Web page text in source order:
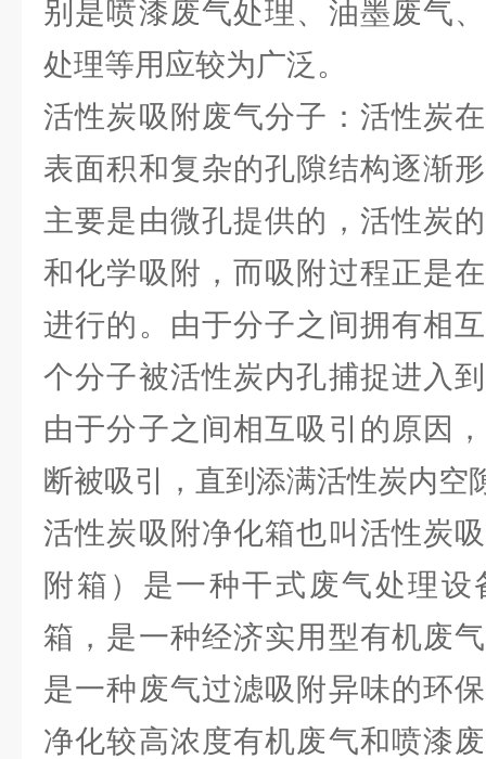
别是喷漆废气处理、油墨废气
处理等用应较为广泛。
活性炭吸附废气分子：活性炭
表面积和复杂的孔隙结构逐渐
主要是由微孔提供的，活性炭
和化学吸附，而吸附过程正是
进行的。由于分子之间拥有相
个分子被活性炭内孔捕捉进入
由于分子之间相互吸引的原因
断被吸引，直到添满活性炭内空
活性炭吸附净化箱也叫活性炭
附箱）是一种干式废气处理
箱，是一种经济实用型有机废
是一种废气过滤吸附异味的环
净化较高浓度有机废气和喷漆